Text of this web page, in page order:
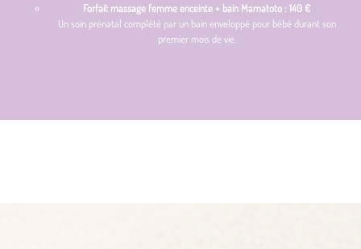
Forfait massage femme enceinte + bain Mamatoto : 140 €
Un soin prénatal complété par un bain enveloppé pour bébé durant son
premier mois de vie.